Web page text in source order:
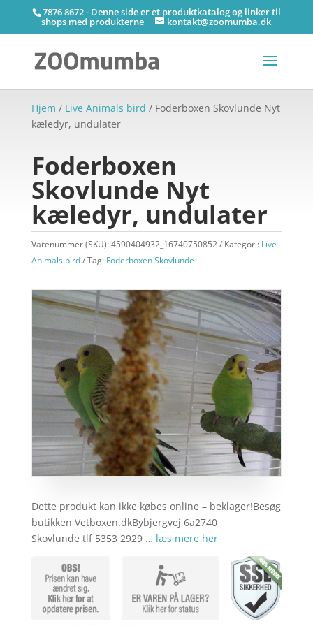
7876 8672 - Denne side er et produktkatalog og linker til
shops med produkterne kontakt@zoomumba.dk
Hjem / Live Animals bird / Foderboxen Skovlunde Nyt
kæledyr, undulater
Foderboxen
Skovlunde Nyt
kæledyr, undulater
Varenummer (SKU):4590404932_16740750852 Kategori: Live
Animals bird
Tag: Foderboxen Skovlunde
Dette produkt kan ikke købes online – beklager!Besøg
butikken Vetboxen.dkBybjergvej 6a2740
Skovlunde tlf 5353 2929 … læs mere her